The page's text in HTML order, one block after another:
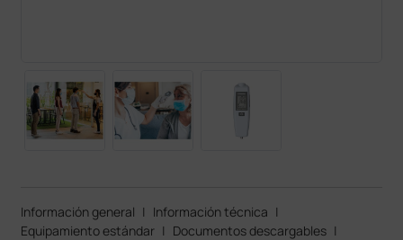
Información general | Información técnica |
Equipamiento estándar | Documentos descargables |